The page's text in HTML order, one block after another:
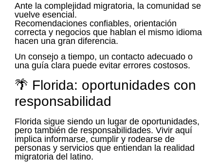
Ante la complejidad migratoria, la comunidad se
vuelve esencial.
Recomendaciones confiables, orientación
correcta y negocios que hablan el mismo idioma
hacen una gran diferencia.
Un consejo a tiempo, un contacto adecuado o
una guía clara puede evitar errores costosos.
🌴 Florida: oportunidades con
responsabilidad
Florida sigue siendo un lugar de oportunidades,
pero también de responsabilidades. Vivir aquí
implica informarse, cumplir y rodearse de
personas y servicios que entiendan la realidad
migratoria del latino.